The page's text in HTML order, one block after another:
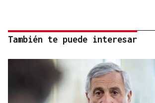
También te puede interesar